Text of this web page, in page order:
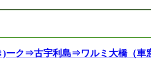
)ーク⇒古宇利島⇒ワルミ大橋（